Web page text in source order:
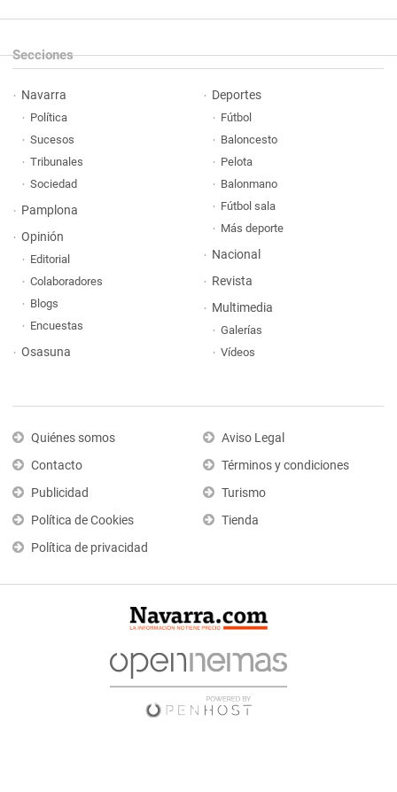
Secciones
Navarra
Política
Sucesos
Tribunales
Sociedad
Pamplona
Opinión
Editorial
Colaboradores
Blogs
Encuestas
Osasuna
Deportes
Fútbol
Baloncesto
Pelota
Balonmano
Fútbol sala
Más deporte
Nacional
Revista
Multimedia
Galerías
Vídeos
Quiénes somos
Contacto
Publicidad
Política de Cookies
Política de privacidad
Aviso Legal
Términos y condiciones
Turismo
Tienda